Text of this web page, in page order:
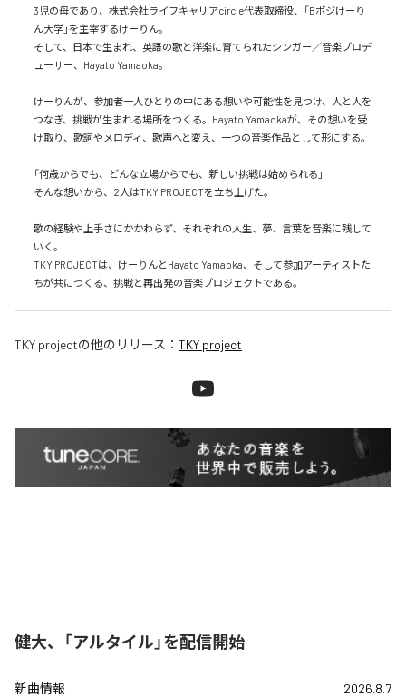
3児の母であり、株式会社ライフキャリアcircle代表取締役、「Bポジけーり
ん大学」を主宰するけーりん。
そして、日本で生まれ、英語の歌と洋楽に育てられたシンガー／音楽プロデ
ューサー、Hayato Yamaoka。
けーりんが、参加者一人ひとりの中にある想いや可能性を見つけ、人と人を
つなぎ、挑戦が生まれる場所をつくる。Hayato Yamaokaが、その想いを受
け取り、歌詞やメロディ、歌声へと変え、一つの音楽作品として形にする。
「何歳からでも、どんな立場からでも、新しい挑戦は始められる」
そんな想いから、2人はTKY PROJECTを立ち上げた。
歌の経験や上手さにかかわらず、それぞれの人生、夢、言葉を音楽に残して
いく。
TKY PROJECTは、けーりんとHayato Yamaoka、そして参加アーティストた
ちが共につくる、挑戦と再出発の音楽プロジェクトである。
TKY projectの他のリリース： TKY project
健大、「アルタイル」を配信開始
新曲情報 2026.8.7